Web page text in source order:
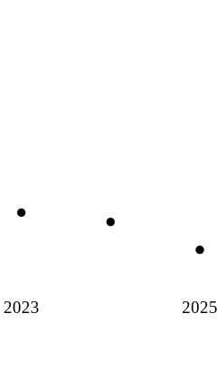
2023 2025